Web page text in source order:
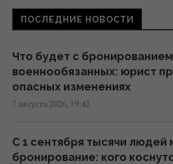
"Будет волна банкротства":
складов Wildberries больно
16:22 пятница, 07 августа 2026
В уголовном деле рынка
материалами стали
16:06 пятница, 07 августа 2026
ПОСЛЕДНИЕ НОВОСТИ
Что будет с бронированием
военнообязанных: юрист
опасных изменениях
7 августа 2026, 19:42
С 1 сентября тысячи людей
бронирование: кого